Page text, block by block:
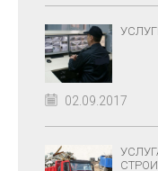
02.09.2017